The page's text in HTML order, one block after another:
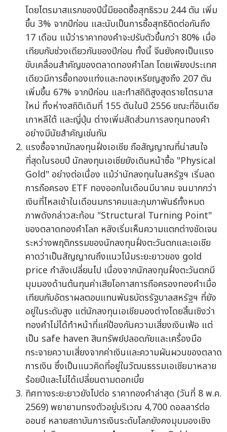
โดยไตรมาสแรกของปีนี้มียอดซื้อสุทธิรวม 244 ตัน เพิ่ม
ขึ้น 3% จากปีก่อน และนับเป็นการซื้อสุทธิติดต่อกันถึง
17 เดือน แม้ว่าราคาทองคำจะปรับตัวขึ้นกว่า 80% เมื่อ
เทียบกับช่วงเดียวกันของปีก่อน ทั้งนี้ จีนยังคงเป็นแรง
ขับเคลื่อนสำคัญของตลาดทองคำโลก โดยเพียงประเทศ
เดียวมีการซื้อทองแท่งและทองเหรียญสูงถึง 207 ตัน
เพิ่มขึ้น 67% จากปีก่อน และทำสถิติสูงสุดรายไตรมาส
ใหม่ ทิ้งห่างสถิติเดิมที่ 155 ตันในปี 2556 ขณะที่อินเดีย
เกาหลีใต้ และญี่ปุ่น ต่างเพิ่มสัดส่วนการลงทุนทองคำ
อย่างมีนัยสำคัญเช่นกัน
แรงซื้อจากนักลงทุนฝั่งเอเชีย ถือสัญญาณที่น่าสนใจ
ที่สุดในรอบปี นักลงทุนเอเชียยังเดินหน้าซื้อ "Physical
Gold" อย่างต่อเนื่อง แม้ว่านักลงทุนในสหรัฐฯ เริ่มลด
การถือครอง ETF ทองออกในเดือนมีนาคม จนมากกว่า
เงินที่ไหลเข้าในเดือนมกราคมและกุมภาพันธ์ทั้งหมด
ภาพดังกล่าวสะท้อน "Structural Turning Point"
ของตลาดทองคำโลก หลังเริ่มเห็นความแตกต่างชัดเจน
ระหว่างพฤติกรรมของนักลงทุนฝั่งตะวันตกและเอเชีย
คาดว่าเป็นสัญญาณถึงแนวโน้มระยะยาวของ gold
price กำลังเปลี่ยนไป เนื่องจากนักลงทุนฝั่งตะวันตกมี
มุมมองด้านต้นทุนค่าเสียโอกาสการถือครองทองคำเมื่อ
เทียบกับอัตราผลตอบแทนพันธบัตรรัฐบาลสหรัฐฯ ที่ยัง
อยู่ในระดับสูง แต่นักลงทุนเอเชียมองต่างโดยสิ้นเชิงว่า
ทองคำไม่ได้ทำหน้าที่แค่ป้องกันความเสี่ยงเงินเฟ้อ แต่
เป็น safe haven สินทรัพย์ปลอดภัยและเครื่องมือ
กระจายความเสี่ยงจากค่าเงินและความผันผวนของตลาด
การเงิน ซึ่งเป็นแนวคิดที่อยู่ในวัฒนธรรมเอเชียมาหลาย
ร้อยปีและไม่ได้เปลี่ยนตามดอกเบี้ย
ทิศทางระยะยาวยังไปต่อ ราคาทองคำล่าสุด (วันที่ 8 พ.ค.
2569) พยายามทรงตัวอยู่บริเวณ 4,700 ดอลลาร์ต่อ
ออนซ์ หลายสถาบันการเงินระดับโลกยังคงมุมมองเชิง